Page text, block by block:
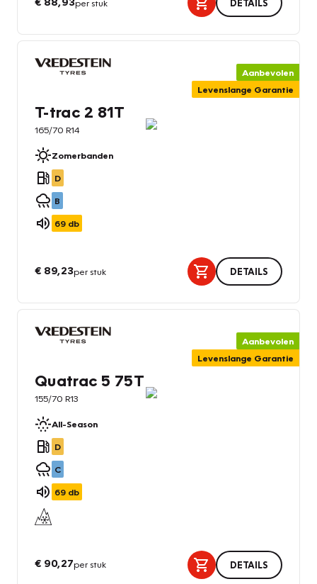
per stuk DETAILS
Aanbevolen
Levenslange Garantie
T-trac 2 81T
165/70 R14
Zomerbanden
D
B
69 db
€ 89,23per stuk DETAILS
Aanbevolen
Levenslange Garantie
Quatrac 5 75T
155/70 R13
All-Season
D
C
69 db
€ 90,27per stuk DETAILS